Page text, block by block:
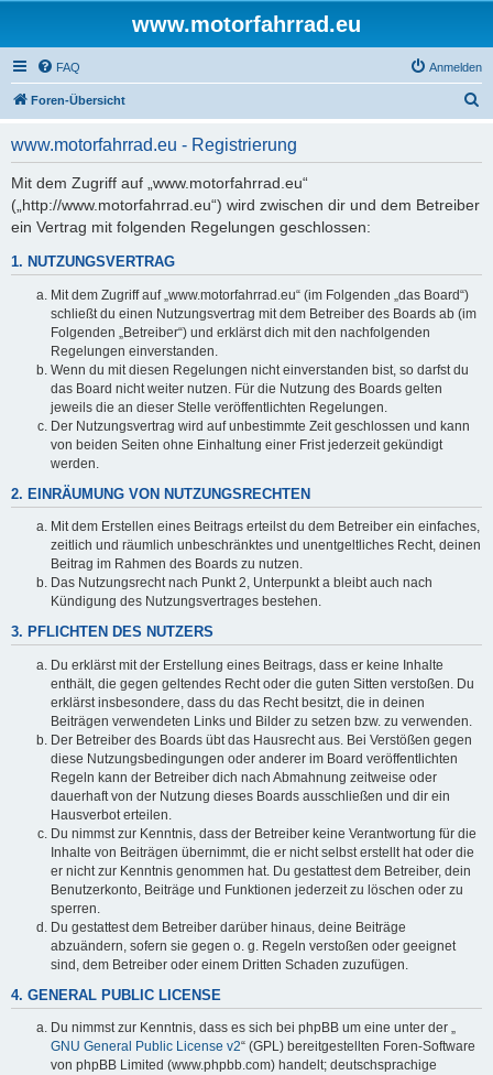
www.motorfahrrad.eu
FAQ Anmelden
Foren-Übersicht
www.motorfahrrad.eu - Registrierung
Mit dem Zugriff auf „www.motorfahrrad.eu“
(„http://www.motorfahrrad.eu“) wird zwischen dir und dem Betreiber
ein Vertrag mit folgenden Regelungen geschlossen:
1. NUTZUNGSVERTRAG
Mit dem Zugriff auf „www.motorfahrrad.eu“ (im Folgenden „das Board“)
schließt du einen Nutzungsvertrag mit dem Betreiber des Boards ab (im
Folgenden „Betreiber“) und erklärst dich mit den nachfolgenden
Regelungen einverstanden.
Wenn du mit diesen Regelungen nicht einverstanden bist, so darfst du
das Board nicht weiter nutzen. Für die Nutzung des Boards gelten
jeweils die an dieser Stelle veröffentlichten Regelungen.
Der Nutzungsvertrag wird auf unbestimmte Zeit geschlossen und kann
von beiden Seiten ohne Einhaltung einer Frist jederzeit gekündigt
werden.
2. EINRÄUMUNG VON NUTZUNGSRECHTEN
Mit dem Erstellen eines Beitrags erteilst du dem Betreiber ein einfaches,
zeitlich und räumlich unbeschränktes und unentgeltliches Recht, deinen
Beitrag im Rahmen des Boards zu nutzen.
Das Nutzungsrecht nach Punkt 2, Unterpunkt a bleibt auch nach
Kündigung des Nutzungsvertrages bestehen.
3. PFLICHTEN DES NUTZERS
Du erklärst mit der Erstellung eines Beitrags, dass er keine Inhalte
enthält, die gegen geltendes Recht oder die guten Sitten verstoßen. Du
erklärst insbesondere, dass du das Recht besitzt, die in deinen
Beiträgen verwendeten Links und Bilder zu setzen bzw. zu verwenden.
Der Betreiber des Boards übt das Hausrecht aus. Bei Verstößen gegen
diese Nutzungsbedingungen oder anderer im Board veröffentlichten
Regeln kann der Betreiber dich nach Abmahnung zeitweise oder
dauerhaft von der Nutzung dieses Boards ausschließen und dir ein
Hausverbot erteilen.
Du nimmst zur Kenntnis, dass der Betreiber keine Verantwortung für die
Inhalte von Beiträgen übernimmt, die er nicht selbst erstellt hat oder die
er nicht zur Kenntnis genommen hat. Du gestattest dem Betreiber, dein
Benutzerkonto, Beiträge und Funktionen jederzeit zu löschen oder zu
sperren.
Du gestattest dem Betreiber darüber hinaus, deine Beiträge
abzuändern, sofern sie gegen o. g. Regeln verstoßen oder geeignet
sind, dem Betreiber oder einem Dritten Schaden zuzufügen.
4. GENERAL PUBLIC LICENSE
Du nimmst zur Kenntnis, dass es sich bei phpBB um eine unter der „
GNU General Public License v2“ (GPL) bereitgestellten Foren-Software
von phpBB Limited (www.phpbb.com) handelt; deutschsprachige